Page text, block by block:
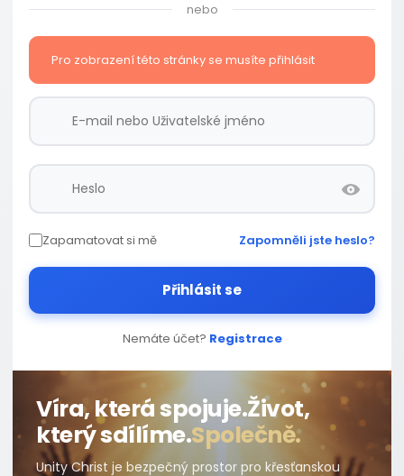
nebo
Pro zobrazení této stránky se musíte přihlásit
Zapamatovat si mě Zapomněli jste heslo?
Přihlásit se
Nemáte účet? Registrace
Víra, která spojuje.Život,
který sdílíme.Společně.
Unity Christ je bezpečný prostor pro křesťanskou